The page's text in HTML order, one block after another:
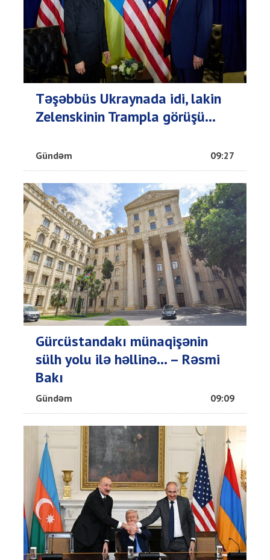
Təşəbbüs Ukraynada idi, lakin
Zelenskinin Trampla görüşü...
Gündəm 09:27
Gürcüstandakı münaqişənin
sülh yolu ilə həllinə... – Rəsmi
Bakı
Gündəm 09:09